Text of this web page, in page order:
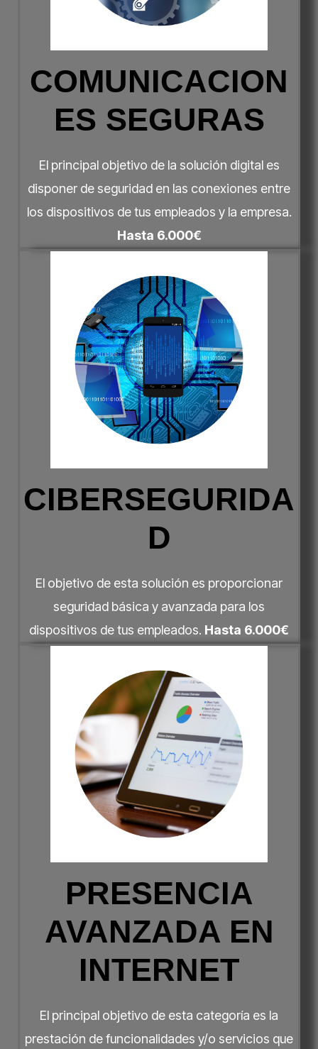
COMUNICACION
ES SEGURAS
El principal objetivo de la solución digital es
disponer de seguridad en las conexiones entre
los dispositivos de tus empleados y la empresa.
Hasta 6.000€
CIBERSEGURIDA
D
El objetivo de esta solución es proporcionar
seguridad básica y avanzada para los
dispositivos de tus empleados. Hasta 6.000€
PRESENCIA
AVANZADA EN
INTERNET
El principal objetivo de esta categoría es la
prestación de funcionalidades y/o servicios que